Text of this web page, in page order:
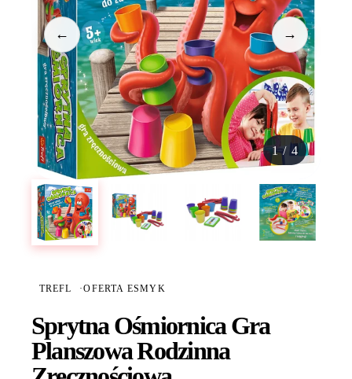
← →
1/ 4
TREFL ·OFERTA ESMYK
Sprytna Ośmiornica Gra
Planszowa Rodzinna